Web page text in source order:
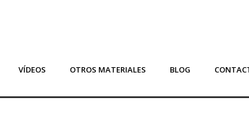
VÍDEOS OTROS MATERIALES BLOG